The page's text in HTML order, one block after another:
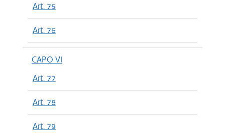
Art. 75
Art. 76
CAPO VI
Art. 77
Art. 78
Art. 79